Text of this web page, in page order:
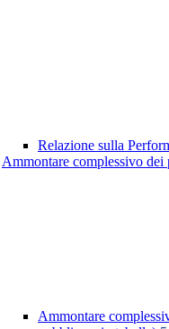
Relazione sulla
Ammontare complessivo dei
Ammontare